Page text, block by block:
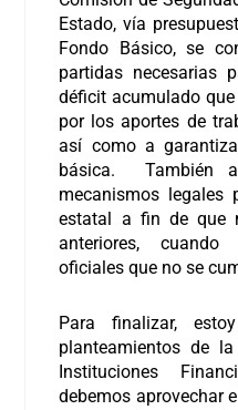
Estado, vía
Fondo Básico, se
partidas necesarias
déficit acumulado
por los aportes de
así como a
básica. También
mecanismos legales
estatal a fin de que
anteriores,
oficiales que no se
Para finalizar,
planteamientos de
Instituciones
debemos aprovechar